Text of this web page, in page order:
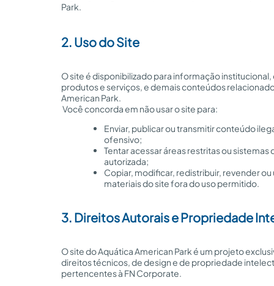
Park.
2. Uso do Site
O site é disponibilizado para informação
produtos e serviços, e demais conteúdos
American Park.
Você concorda em não usar o site para:
Enviar, publicar ou transmitir conteúdo
ofensivo;
Tentar acessar áreas restritas ou sistemas
autorizada;
Copiar, modificar, redistribuir, revender ou
materiais do site fora do uso permitido.
3. Direitos Autorais e Propriedade
O site do Aquática American Park é um projeto
direitos técnicos, de design e de propriedade
pertencentes à FN Corporate.